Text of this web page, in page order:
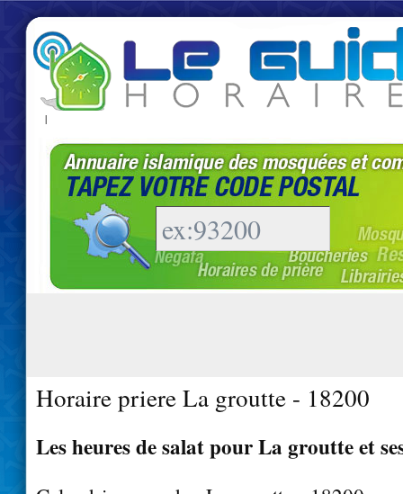
|
Horaire priere La groutte - 18200
Les heures de salat pour La groutte et